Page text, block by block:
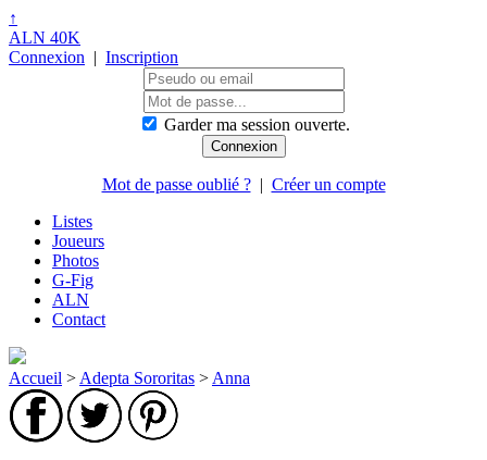
↑
ALN 40K
Connexion | Inscription
Garder ma session ouverte.
Mot de passe oublié ?| Créer un compte
Listes
Joueurs
Photos
G-Fig
ALN
Contact
Accueil > Adepta Sororitas > Anna